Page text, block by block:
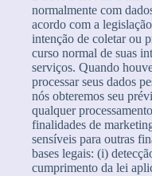
normalmente com
acordo com a
intenção de coletar ou
curso normal de suas
serviços. Quando
processar seus dados
nós obteremos seu
qualquer
finalidades de
sensíveis para outras
bases legais: (i)
cumprimento da lei